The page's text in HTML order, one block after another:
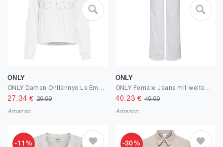
ONLY
27.34 €29.99
Amazon
ONLY
40.23 € 49.99
Amazon
-11% -30%